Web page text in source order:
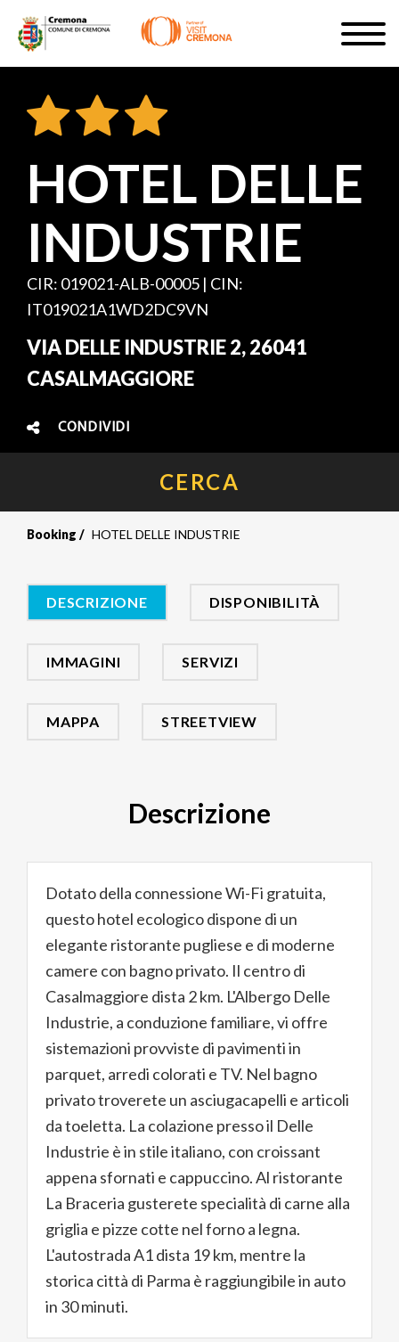
Salta
contenuto
principale
ISCRIVITI
IT
#turismocremona
HOTEL DELLE
INDUSTRIE
CIR: 019021-ALB-00005 | CIN:
IT019021A1WD2DC9VN
VIA DELLE INDUSTRIE 2, 26041
CASALMAGGIORE
CONDIVIDI
CERCA
Booking HOTEL DELLE INDUSTRIE
DESCRIZIONE DISPONIBILITÀ
IMMAGINI SERVIZI
MAPPA STREETVIEW
Descrizione
Dotato della connessione Wi-Fi gratuita,
questo hotel ecologico dispone di un
elegante ristorante pugliese e di moderne
camere con bagno privato. Il centro di
Casalmaggiore dista 2 km. L'Albergo Delle
Industrie, a conduzione familiare, vi offre
sistemazioni provviste di pavimenti in
parquet, arredi colorati e TV. Nel bagno
privato troverete un asciugacapelli e articoli
da toeletta. La colazione presso il Delle
Industrie è in stile italiano, con croissant
appena sfornati e cappuccino. Al ristorante
La Braceria gusterete specialità di carne alla
griglia e pizze cotte nel forno a legna.
L'autostrada A1 dista 19 km, mentre la
storica città di Parma è raggiungibile in auto
in 30 minuti.